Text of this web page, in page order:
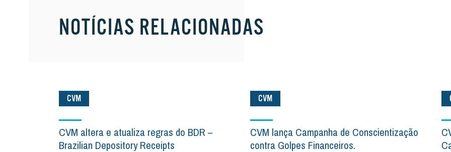
NOTÍCIAS RELACIONADAS
CVM
CVM altera e atualiza regras do BDR –
Brazilian Depository Receipts
CVM
CVM lança Campanha de Conscientização
contra Golpes Financeiros.